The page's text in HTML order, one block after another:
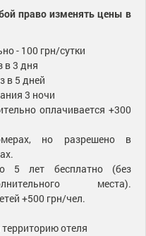
право изменять цены в
- 100 грн/сутки
в 3 дня
в 5 дней
3 ночи
оплачивается +300
но разрешено в
5 лет бесплатно (без
места).
+500 грн/чел.
отеля